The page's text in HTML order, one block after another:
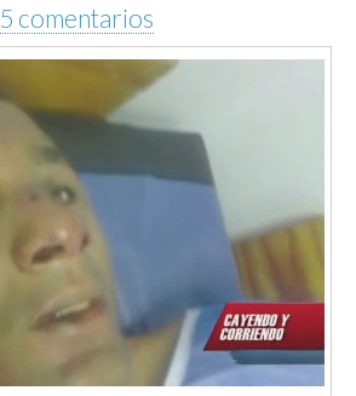
5 comentarios